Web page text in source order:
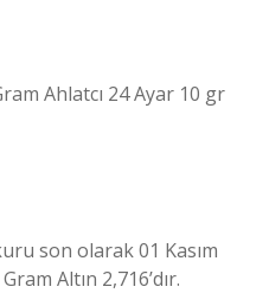
Ahlatcı 24 Ayar 10 gr
son olarak 01 Kasım
Altın 2,716’dır.